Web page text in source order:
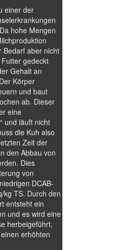
einer der
hohe Mengen
Bedarf aber nicht
gedeckt
Gehalt an
Körper
und baut
ab. Dieser
eine
und läuft nicht
die Kuh also
Zeit der
den Abbau von
Dies
von
DCAB-
kg TS. Durch den
entsteht ein
und es wird eine
herbeigeführt,
erhöhten